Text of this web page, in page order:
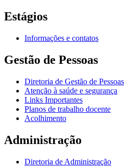
Estágios
Informações e contatos
Gestão de Pessoas
Diretoria de Gestão de Pessoas
Atenção à saúde e segurança
Links Importantes
Planos de trabalho docente
Acolhimento
Administração
Diretoria de Administração